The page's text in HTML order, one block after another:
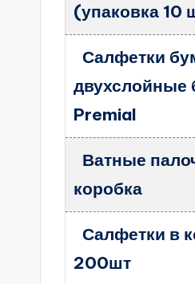
(упаковка 10
Салфетки
двухслойные
Premial
Ватные
коробка
Салфетки в
200шт